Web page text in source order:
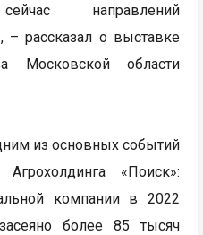
направлений
рассказал о выставке
Московской области
из основных событий
«Поиск»:
компании в 2022
более 85 тысяч